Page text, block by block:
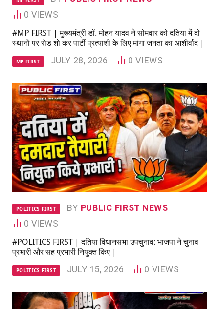
0 VIEWS
#MP FIRST | मुख्यमंत्री डॉ. मोहन यादव ने सोमवार को दतिया में दो
स्थानों पर रोड शो कर पार्टी प्रत्याशी के लिए मांगा जनता का आशीर्वाद |
MP FIRST JULY 28, 2026 0VIEWS
POLITICS FIRST BY PUBLIC FIRST NEWS
0 VIEWS
#POLITICS FIRST | दतिया विधानसभा उपचुनाव: भाजपा ने चुनाव
प्रभारी और सह प्रभारी नियुक्त किए |
POLITICS FIRST JULY 15, 2026 0 VIEWS